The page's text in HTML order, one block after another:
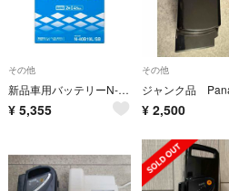
その他
新品車用バッテリーN-40B19L、標準車用SBシリーズ
¥ 5,355
その他
¥ 2,500